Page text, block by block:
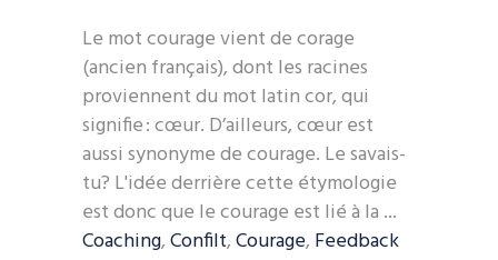
Le mot courage vient de corage
(ancien français), dont les racines
proviennent du mot latin cor, qui
signifie : cœur. D’ailleurs, cœur est
aussi synonyme de courage. Le savais-
tu? L'idée derrière cette étymologie
est donc que le courage est lié à la
Coaching,Confilt,Courage, Feedback